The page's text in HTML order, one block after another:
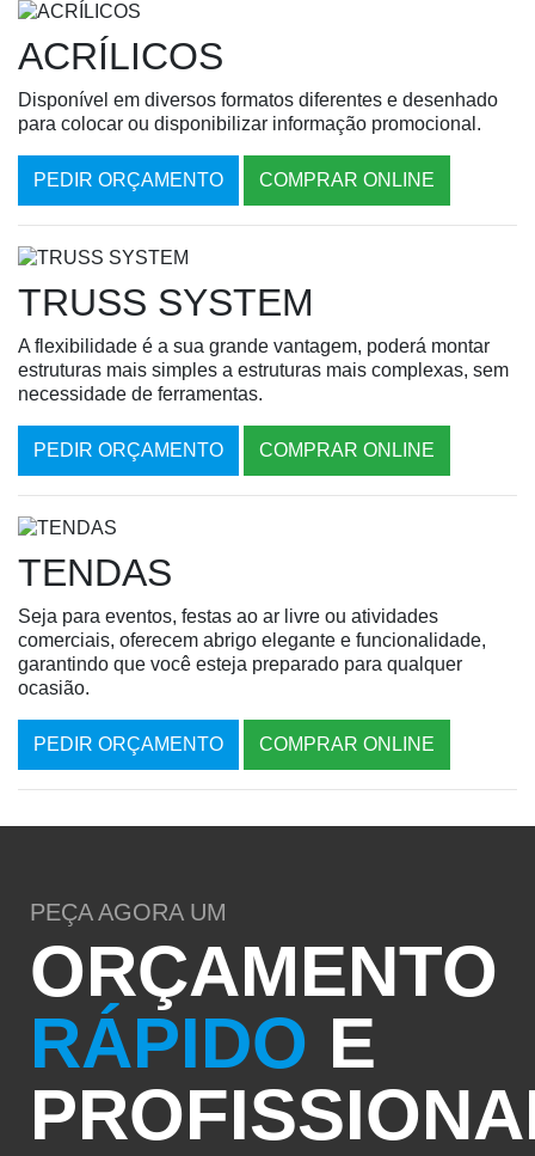
ACRÍLICOS
Disponível em diversos formatos diferentes e desenhado
para colocar ou disponibilizar informação promocional.
PEDIR ORÇAMENTO COMPRAR ONLINE
TRUSS SYSTEM
A flexibilidade é a sua grande vantagem, poderá montar
estruturas mais simples a estruturas mais complexas, sem
necessidade de ferramentas.
PEDIR ORÇAMENTO COMPRAR ONLINE
TENDAS
Seja para eventos, festas ao ar livre ou atividades
comerciais, oferecem abrigo elegante e funcionalidade,
garantindo que você esteja preparado para qualquer
ocasião.
PEDIR ORÇAMENTO COMPRAR ONLINE
PEÇA AGORA UM
ORÇAMENTO
RÁPIDO E